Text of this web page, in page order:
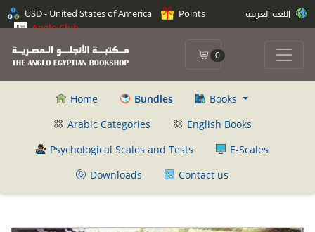
USD - United States of America
Points
Anglo Club
0
Home Bundles
Books
Arabic Categories
English Books
Psychological Scales and Tests
E-Scales
Downloads
Contact us